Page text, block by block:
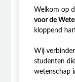
Welkom op
voor de
kloppend
Wij
studenten
wetenschap